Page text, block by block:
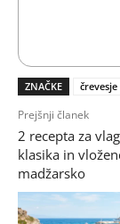
ZNAČKE črevesje
Prejšnji članek
2 recepta za
klasika in
madžarsko